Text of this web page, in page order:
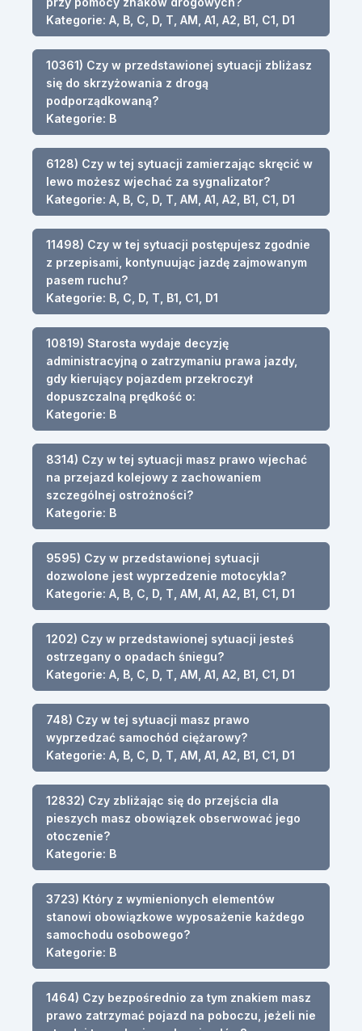
Kategorie: A, B, C, D, T, AM, A1, A2, B1, C1, D1
10361) Czy w przedstawionej sytuacji zbliżasz
się do skrzyżowania z drogą
podporządkowaną?
Kategorie: B
6128) Czy w tej sytuacji zamierzając skręcić w
lewo możesz wjechać za sygnalizator?
Kategorie: A, B, C, D, T, AM, A1, A2, B1, C1, D1
11498) Czy w tej sytuacji postępujesz zgodnie
z przepisami, kontynuując jazdę zajmowanym
pasem ruchu?
Kategorie: B, C, D, T, B1, C1, D1
10819) Starosta wydaje decyzję
administracyjną o zatrzymaniu prawa jazdy,
gdy kierujący pojazdem przekroczył
dopuszczalną prędkość o:
Kategorie: B
8314) Czy w tej sytuacji masz prawo wjechać
na przejazd kolejowy z zachowaniem
szczególnej ostrożności?
Kategorie: B
9595) Czy w przedstawionej sytuacji
dozwolone jest wyprzedzenie motocykla?
Kategorie: A, B, C, D, T, AM, A1, A2, B1, C1, D1
1202) Czy w przedstawionej sytuacji jesteś
ostrzegany o opadach śniegu?
Kategorie: A, B, C, D, T, AM, A1, A2, B1, C1, D1
748) Czy w tej sytuacji masz prawo
wyprzedzać samochód ciężarowy?
Kategorie: A, B, C, D, T, AM, A1, A2, B1, C1, D1
12832) Czy zbliżając się do przejścia dla
pieszych masz obowiązek obserwować jego
otoczenie?
Kategorie: B
3723) Który z wymienionych elementów
stanowi obowiązkowe wyposażenie każdego
samochodu osobowego?
Kategorie: B
1464) Czy bezpośrednio za tym znakiem masz
prawo zatrzymać pojazd na poboczu, jeżeli nie